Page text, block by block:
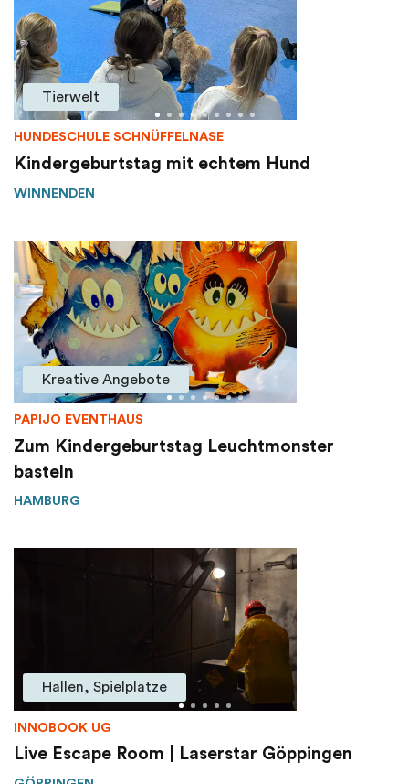
Tierwelt
HUNDESCHULE SCHNÜFFELNASE
Kindergeburtstag mit echtem Hund
WINNENDEN
Kreative Angebote
PAPIJO EVENTHAUS
Zum Kindergeburtstag Leuchtmonster
basteln
HAMBURG
Hallen, Spielplätze
INNOBOOK UG
Live Escape Room | Laserstar Göppingen